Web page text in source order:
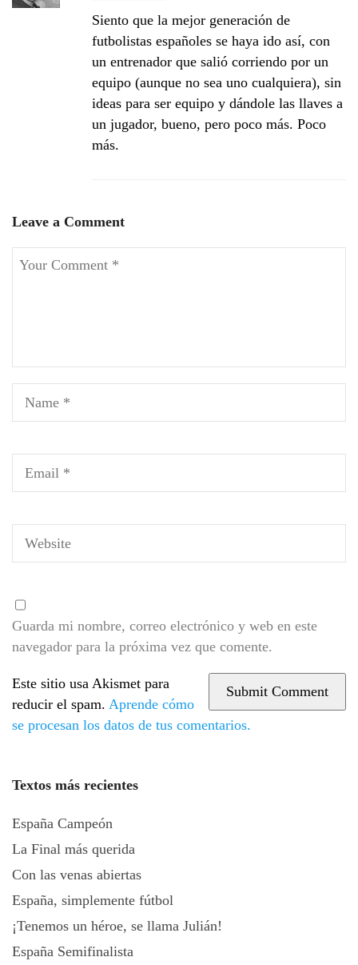
Siento que la mejor generación de
futbolistas españoles se haya ido así, con
un entrenador que salió corriendo por un
equipo (aunque no sea uno cualquiera), sin
ideas para ser equipo y dándole las llaves a
un jugador, bueno, pero poco más. Poco
más.
Leave a Comment
Guarda mi nombre, correo electrónico y web en este
navegador para la próxima vez que comente.
Este sitio usa Akismet para
reducir el spam. Aprende cómo
se procesan los datos de tus comentarios.
Textos más recientes
España Campeón
La Final más querida
Con las venas abiertas
España, simplemente fútbol
¡Tenemos un héroe, se llama Julián!
España Semifinalista